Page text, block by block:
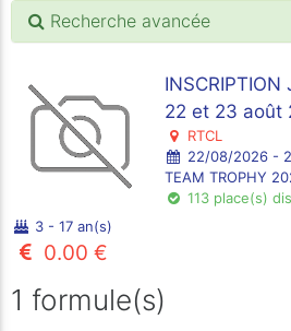
Recherche avancée
22 et 23 août
RTCL
22/08/2026 -
TEAM TROPHY
113 place(s)
3 - 17 an(s)
0.00 €
1 formule(s)